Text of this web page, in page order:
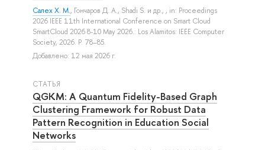
Салех Х. М., Гончаров Д. А., Shadi S. и др., , in: Proceedings
2026 IEEE 11th International Conference on Smart Cloud
SmartCloud 2026 8-10 May 2026.: Los Alamitos: IEEE Computer
Society, 2026. P. 78–85.
Добавлено: 12 мая 2026 г.
СТАТЬЯ
QGKM: A Quantum Fidelity-Based Graph
Clustering Framework for Robust Data
Pattern Recognition in Education Social
Networks